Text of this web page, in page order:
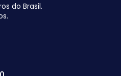
do Brasil.